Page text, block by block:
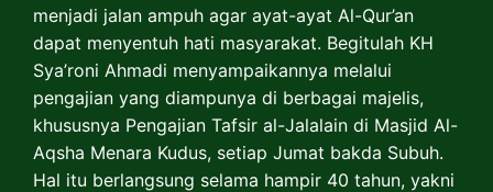
menjadi jalan ampuh agar ayat-ayat Al-Qur’an
dapat menyentuh hati masyarakat. Begitulah KH
Sya’roni Ahmadi menyampaikannya melalui
pengajian yang diampunya di berbagai majelis,
khususnya Pengajian Tafsir al-Jalalain di Masjid Al-
Aqsha Menara Kudus, setiap Jumat bakda Subuh.
Hal itu berlangsung selama hampir 40 tahun, yakni